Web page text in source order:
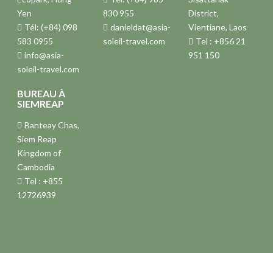
Yen
Tél: (+84) 098
583 0955
info@asia-
soleil-travel.com
830 955
danieldat@asia-
soleil-travel.com
District,
Vientiane, Laos
Tel : +856 21
951 150
BUREAU À
SIEMREAP
Banteay Chas,
Siem Reap
Kingdom of
Cambodia
Tel : +855
12726939